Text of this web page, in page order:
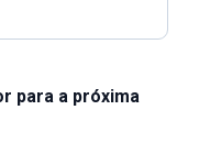
para a próxima